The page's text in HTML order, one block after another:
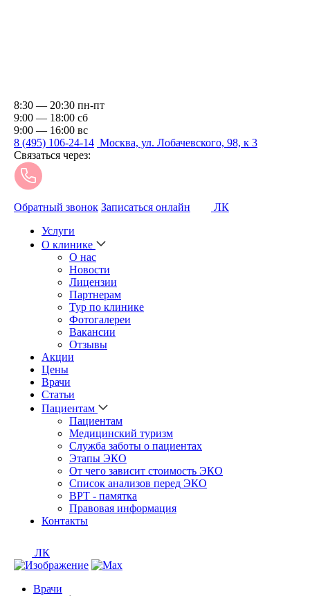
8:30 — 20:30 пн-пт
9:00 — 18:00 сб
9:00 — 16:00 вс
8 (495) 106-24-14 Москва, ул. Лобачевского, 98, к 3
Связаться через:
Обратный звонок Записаться онлайн
ЛК
Услуги
О клинике
О нас
Новости
Лицензии
Партнерам
Тур по клинике
Фотогалереи
Вакансии
Отзывы
Акции
Цены
Врачи
Статьи
Пациентам
Пациентам
Медицинский туризм
Служба заботы о пациентах
Этапы ЭКО
От чего зависит стоимость ЭКО
Список анализов перед ЭКО
ВРТ - памятка
Правовая информация
Контакты
ЛК
Врачи